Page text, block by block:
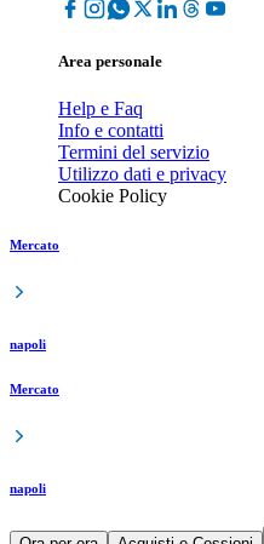
Area personale
Help e Faq
Info e contatti
Termini del servizio
Utilizzo dati e privacy
Cookie Policy
Mercato
napoli
Mercato
napoli